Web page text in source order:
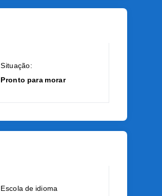
Situação:
Pronto para morar
Escola de idioma